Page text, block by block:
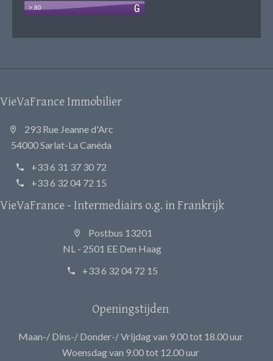
VieVaFrance Immobilier
293 Rue Jeanne d'Arc
54000 Sarlat-La Canéda
+33 6 31 37 30 72
+33 6 32 04 72 15
VieVaFrance - Intermediairs o.g. in Frankrijk
Postbus 13201
NL - 2501 EE Den Haag
+33 6 32 04 72 15
Openingstijden
Maan-/ Dins-/ Donder-/ Vrijdag van 9.00 tot 18.00 uur
Woensdag van 9.00 tot 12.00 uur